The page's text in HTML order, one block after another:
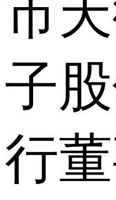
市
子
行